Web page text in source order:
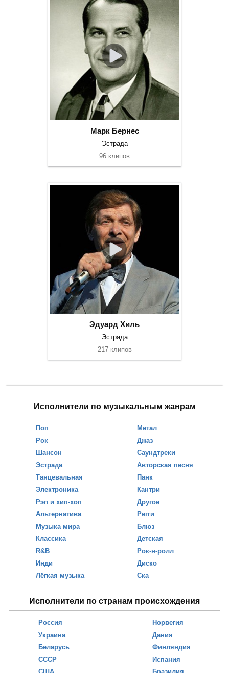
Марк Бернес
Эстрада
96 клипов
Эдуард Хиль
Эстрада
217 клипов
Исполнители по музыкальным жанрам
Поп
Рок
Шансон
Эстрада
Танцевальная
Электроника
Рэп и хип-хоп
Альтернатива
Музыка мира
Классика
R&B
Инди
Лёгкая музыка
Метал
Джаз
Саундтреки
Авторская песня
Панк
Кантри
Другое
Регги
Блюз
Детская
Рок-н-ролл
Диско
Ска
Исполнители по странам происхождения
Россия
Украина
Беларусь
СССР
Норвегия
Дания
Финляндия
Испания